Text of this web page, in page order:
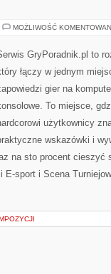
MOŻLIWOŚĆ
GryPoradnik.pl to
łączy w jednym
gier na
To miejsce,
użytkownicy
wskazówki i
na sto procent cieszyć
E-sport i Scena